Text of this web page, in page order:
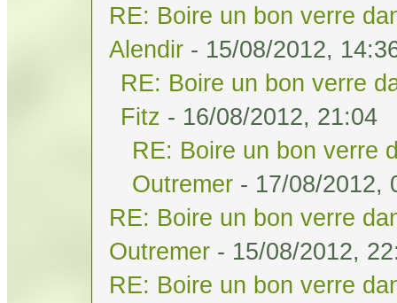
RE: Boire un bon verre
Alendir - 15/08/2012,
RE: Boire un bon verre
Fitz - 16/08/2012, 21:04
RE: Boire un bon verre
Outremer - 17/08/2012,
RE: Boire un bon verre
Outremer - 15/08/2012,
RE: Boire un bon verre